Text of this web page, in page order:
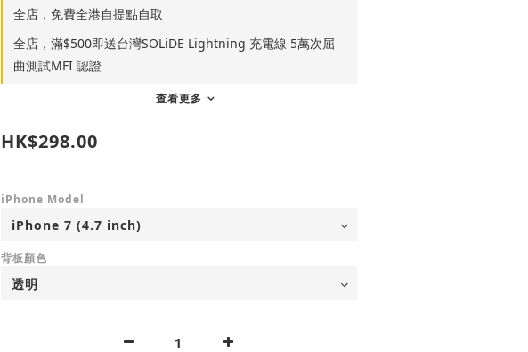
全店，免費全港自提點自取
全店，滿$500即送台灣SOLiDE Lightning 充電線 5萬次屈
曲測試MFI 認證
查看更多
HK$298.00
iPhone Model
背板顏色